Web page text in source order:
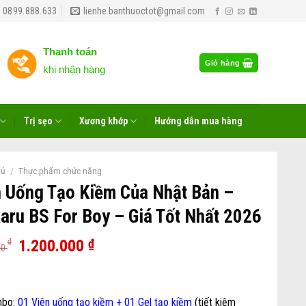
0899.888.633 lienhe.banthuoctot@gmail.com
Thanh toán
khi nhận hàng
Giỏ hàng
Trị sẹo Xương khớp Hướng dẫn mua hàng
/ Thực phẩm chức năng
Tạo Kiềm Của Nhật Bản –
BS For Boy – Giá Tốt Nhất 2026
₫ 1.200.000₫
01 Viên uống tạo kiềm + 01 Gel tạo kiềm(tiết kiệm